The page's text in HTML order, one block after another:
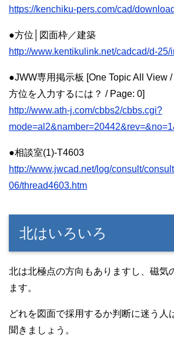
https://kenchiku-pers.com/cad/
●方位│図面枠／建築
http://www.kentikulink.net/cadcad/d-25/
●JWW専用掲示板 [One Topic All View
方位を入力するには？ / Page: 0]
http://www.ath-j.com/cbbs2/cbbs.cgi?
●相談室(1)-T4603
http://www.jwcad.net/log/consult/
06/thread4603.htm
北はいろいろ
北は北極点の方向もありますし、磁気
ます。
どれを図面で採用するか判断に迷う人
聞きましょう。